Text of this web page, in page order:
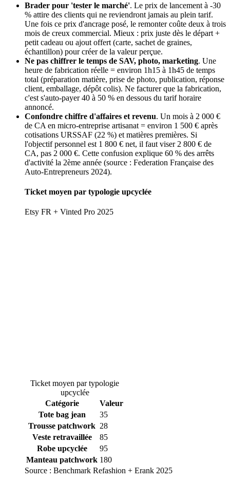
Brader pour 'tester le marché'. Le prix de lancement à -30
% attire des clients qui ne reviendront jamais au plein tarif.
Une fois ce prix d'ancrage posé, le remonter coûte deux à trois
mois de creux commercial. Mieux : prix juste dès le départ +
petit cadeau ou ajout offert (carte, sachet de graines,
échantillon) pour créer de la valeur perçue.
Ne pas chiffrer le temps de SAV, photo, marketing. Une
heure de fabrication réelle = environ 1h15 à 1h45 de temps
total (préparation matière, prise de photo, publication, réponse
client, emballage, dépôt colis). Ne facturer que la fabrication,
c'est s'auto-payer 40 à 50 % en dessous du tarif horaire
annoncé.
Confondre chiffre d'affaires et revenu. Un mois à 2 000 €
de CA en micro-entreprise artisanat = environ 1 500 € après
cotisations URSSAF (22 %) et matières premières. Si
l'objectif personnel est 1 800 € net, il faut viser 2 800 € de
CA, pas 2 000 €. Cette confusion explique 60 % des arrêts
d'activité la 2ème année (source : Federation Française des
Auto-Entrepreneurs 2024).
Ticket moyen par typologie upcyclée
Etsy FR + Vinted Pro 2025
Ticket moyen par typologie
upcyclée
Catégorie
Valeur
Tote bag jean
35
Trousse patchwork 28
Veste retravaillée
85
Robe upcyclée
95
Manteau patchwork 180
Source : Benchmark Refashion + Erank 2025